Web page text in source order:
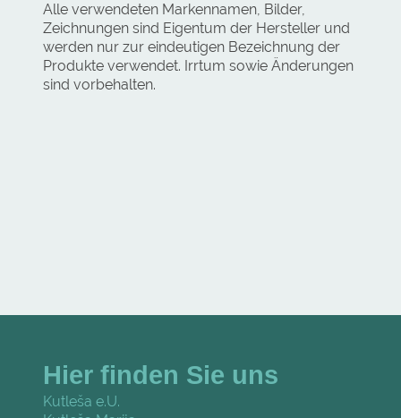
Alle verwendeten Markennamen, Bilder,
Zeichnungen sind Eigentum der Hersteller und
werden nur zur eindeutigen Bezeichnung der
Produkte verwendet. Irrtum sowie Änderungen
sind vorbehalten.
Hier finden Sie uns
Kutleša e.U.